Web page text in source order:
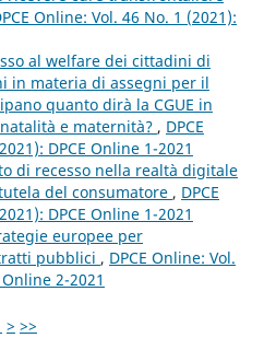
Online: Vol. 46 No. 1 (2021):
al welfare dei cittadini di
in materia di assegni per il
quanto dirà la CGUE in
e maternità? , DPCE
DPCE Online 1-2021
di recesso nella realtà digitale
del consumatore , DPCE
DPCE Online 1-2021
europee per
pubblici , DPCE Online: Vol.
2-2021
> >>